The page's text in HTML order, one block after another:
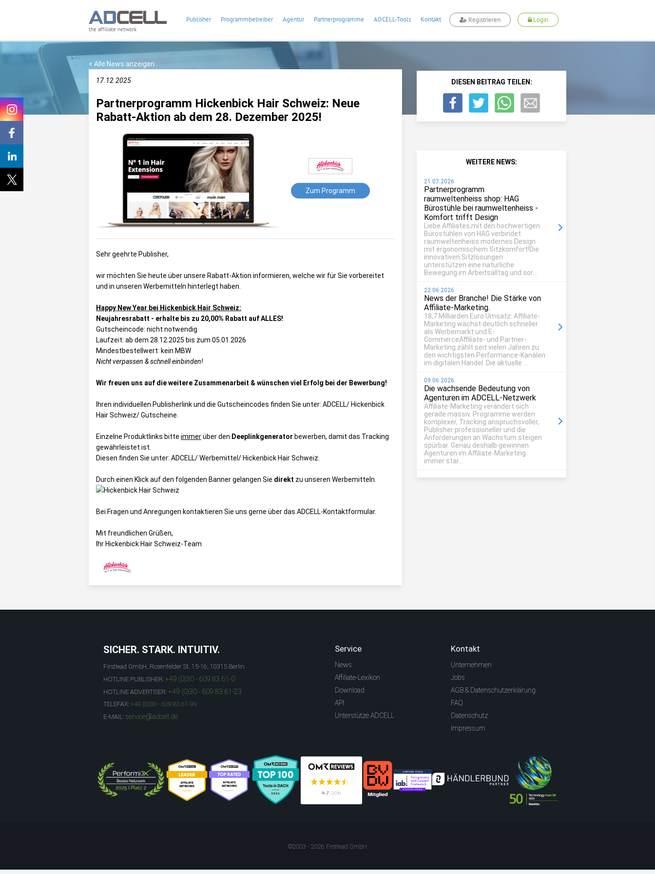
the affiliate network
Publisher Programmbetreiber Agentur Partnerprogramme ADCELL-Tools Kontakt Registrieren Login
< Alle News anzeigen
17.12.2025
Partnerprogramm Hickenbick Hair Schweiz: Neue
Rabatt-Aktion ab dem 28. Dezember 2025!
Zum Programm
Sehr geehrte Publisher,
wir möchten Sie heute über unsere Rabatt-Aktion informieren, welche wir für Sie vorbereitet
und in unseren Werbemitteln hinterlegt haben.
Happy New Year bei Hickenbick Hair Schweiz:
Neujahresrabatt - erhalte bis zu 20,00% Rabatt auf ALLES!
Gutscheincode: nicht notwendig
Laufzeit: ab dem 28.12.2025 bis zum 05.01.2026
Mindestbestellwert: kein MBW
Nicht verpassen & schnell einbinden!
Wir freuen uns auf die weitere Zusammenarbeit & wünschen viel Erfolg bei der Bewerbung!
Ihren individuellen Publisherlink und die Gutscheincodes finden Sie unter: ADCELL/ Hickenbick
Hair Schweiz/ Gutscheine
Einzelne Produktlinks bitte immerüber den Deeplinkgenerator bewerben, damit das Tracking
gewährleistet ist.
Diesen finden Sie unter: ADCELL/ Werbemittel/ Hickenbick Hair Schweiz
Durch einen Klick auf den folgenden Banner gelangen Sie direkt zu unseren Werbemitteln.
Bei Fragen und Anregungen kontaktieren Sie uns gerne über das ADCELL-Kontaktformular.
Mit freundlichen Grüßen,
Ihr Hickenbick Hair Schweiz-Team
DIESEN BEITRAG TEILEN:
WEITERE NEWS:
21.07.2026
Partnerprogramm
raumweltenheiss shop: HAG
Bürostühle bei raumweltenheiss -
Komfort trifft Design
Liebe Affiliates,mit den hochwertigen
Bürostühlen von HAG verbindet
raumweltenheiss modernes Design
mit ergonomischem Sitzkomfort!Die
innovativen Sitzlösungen
unterstützen eine natürliche
Bewegung im Arbeitsalltag und sor...
22.06.2026
News der Branche! Die Stärke von
Affiliate-Marketing.
18,7 Milliarden Euro Umsatz: Affiliate-
Marketing wächst deutlich schneller
als Werbemarkt und E-
CommerceAffiliate- und Partner-
Marketing zählt seit vielen Jahren zu
den wichtigsten Performance-Kanälen
im digitalen Handel. Die aktuelle ...
09.06.2026
Die wachsende Bedeutung von
Agenturen im ADCELL-Netzwerk
Affiliate-Marketing verändert sich
gerade massiv. Programme werden
komplexer, Tracking anspruchsvoller,
Publisher professioneller und die
Anforderungen an Wachstum steigen
spürbar. Genau deshalb gewinnen
Agenturen im Affiliate-Marketing
immer stär...
SICHER. STARK. INTUITIV.
Firstlead GmbH, Rosenfelder St. 15-16, 10315 Berlin
HOTLINE PUBLISHER: +49 (0)30 - 609 83 61-0
HOTLINE ADVERTISER: +49 (0)30 - 609 83 61-23
TELEFAX: +49 (0)30 - 609 83 61-99
E-MAIL: service@adcell.de
Service
News
Affiliate-Lexikon
Download
API
Unterstütze ADCELL
Kontakt
Unternehmen
Jobs
AGB & Datenschutzerklärung
FAQ
Datenschutz
Impressum
©2003 - 2026 Firstlead GmbH